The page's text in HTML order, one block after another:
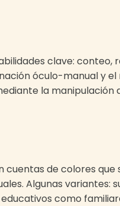
clave:
óculo-manual y
la manipulación
de colores
Algunas
como